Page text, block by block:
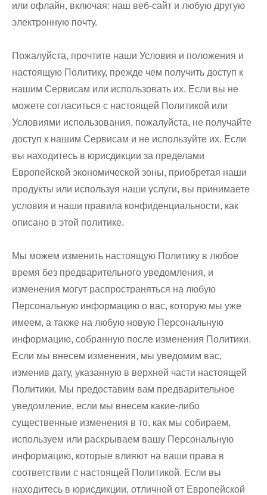
или офлайн, включая: наш веб-сайт и любую другую
электронную почту.
Пожалуйста, прочтите наши Условия и положения и
настоящую Политику, прежде чем получить доступ к
нашим Сервисам или использовать их. Если вы не
можете согласиться с настоящей Политикой или
Условиями использования, пожалуйста, не получайте
доступ к нашим Сервисам и не используйте их. Если
вы находитесь в юрисдикции за пределами
Европейской экономической зоны, приобретая наши
продукты или используя наши услуги, вы принимаете
условия и наши правила конфиденциальности, как
описано в этой политике.
Мы можем изменить настоящую Политику в любое
время без предварительного уведомления, и
изменения могут распространяться на любую
Персональную информацию о вас, которую мы уже
имеем, а также на любую новую Персональную
информацию, собранную после изменения Политики.
Если мы внесем изменения, мы уведомим вас,
изменив дату, указанную в верхней части настоящей
Политики. Мы предоставим вам предварительное
уведомление, если мы внесем какие-либо
существенные изменения в то, как мы собираем,
используем или раскрываем вашу Персональную
информацию, которые влияют на ваши права в
соответствии с настоящей Политикой. Если вы
находитесь в юрисдикции, отличной от Европейской